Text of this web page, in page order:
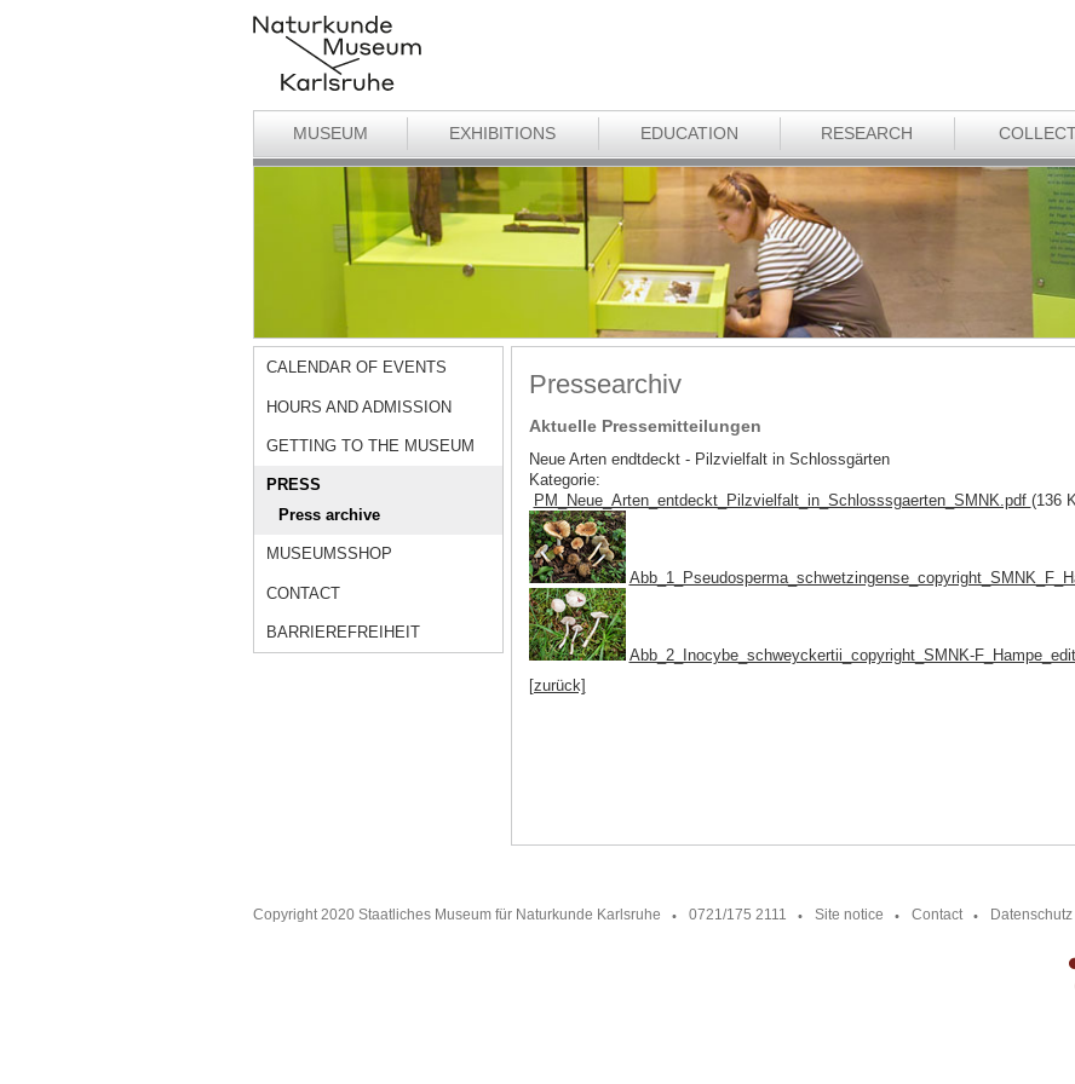
MUSEUM EXHIBITIONS EDUCATION RESEARCH
CALENDAR OF EVENTS
HOURS AND ADMISSION
GETTING TO THE MUSEUM
PRESS
Press archive
MUSEUMSSHOP
CONTACT
BARRIEREFREIHEIT
Pressearchiv
Aktuelle Pressemitteilungen
Neue Arten endtdeckt - Pilzvielfalt in Schlossgärten
Kategorie:
PM_Neue_Arten_entdeckt_Pilzvielfalt_in_Schlosssgaerten_SMNK.pdf (136
Abb_2_Inocybe_schweyckertii_copyright_SMNK-
[zurück]
Copyright 2020 Staatliches Museum für Naturkunde Karlsruhe 0721/175 2111 Site notice Contact Datenschutz